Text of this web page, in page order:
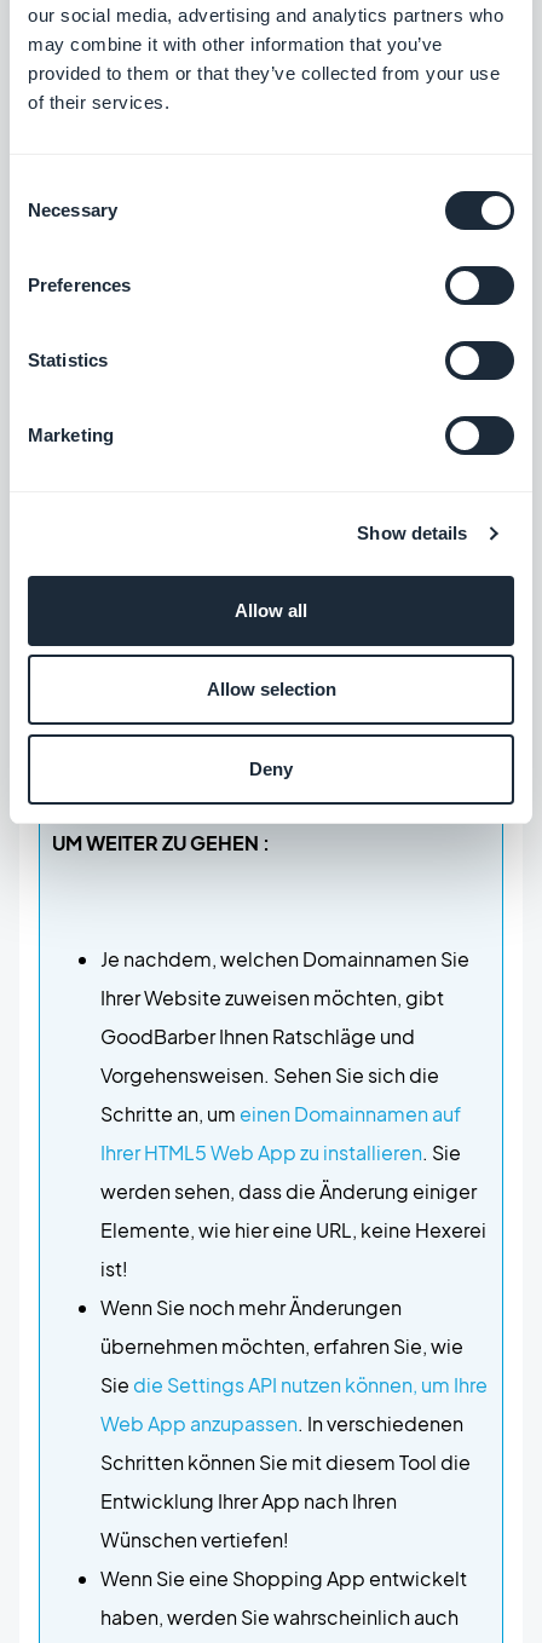
our social media, advertising and analytics partners who
may combine it with other information that you’ve
provided to them or that they’ve collected from your use
of their services.
Selection
Necessary
Preferences
Statistics
Marketing
Show details
Allow all
Allow selection
Deny
Einstellungen.
und wählen Sie dann die Registerkarte
Menü, in dem Sie zwischen Google Maps und
Mapbox wählen können.
UM WEITER ZU GEHEN :
Je nachdem, welchen Domainnamen Sie
Ihrer Website zuweisen möchten, gibt
GoodBarber Ihnen Ratschläge und
Vorgehensweisen. Sehen Sie sich die
Schritte an, um einen Domainnamen auf
Ihrer HTML5 Web App zu installieren. Sie
werden sehen, dass die Änderung einiger
Elemente, wie hier eine URL, keine Hexerei
ist!
Wenn Sie noch mehr Änderungen
übernehmen möchten, erfahren Sie, wie
Sie die Settings API nutzen können, um Ihre
Web App anzupassen. In verschiedenen
Schritten können Sie mit diesem Tool die
Entwicklung Ihrer App nach Ihren
Wünschen vertiefen!
Wenn Sie eine Shopping App entwickelt
haben, werden Sie wahrscheinlich auch